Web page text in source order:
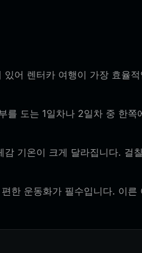
어 렌터카 여행이 가장 효율
를 도는 1일차나 2일차 중 한쪽
기온이 크게 달라집니다. 걸
한 운동화가 필수입니다. 이른